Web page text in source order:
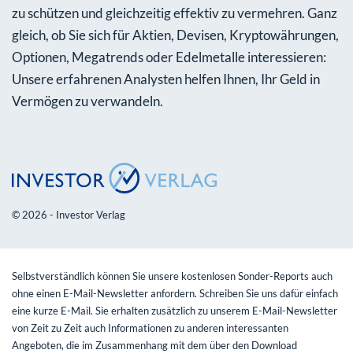
zu schützen und gleichzeitig effektiv zu vermehren. Ganz
gleich, ob Sie sich für Aktien, Devisen, Kryptowährungen,
Optionen, Megatrends oder Edelmetalle interessieren:
Unsere erfahrenen Analysten helfen Ihnen, Ihr Geld in
Vermögen zu verwandeln.
© 2026 - Investor Verlag
Selbstverständlich können Sie unsere kostenlosen Sonder-Reports auch
ohne einen E-Mail-Newsletter anfordern. Schreiben Sie uns dafür einfach
eine kurze E-Mail. Sie erhalten zusätzlich zu unserem E-Mail-Newsletter
von Zeit zu Zeit auch Informationen zu anderen interessanten
Angeboten, die im Zusammenhang mit dem über den Download